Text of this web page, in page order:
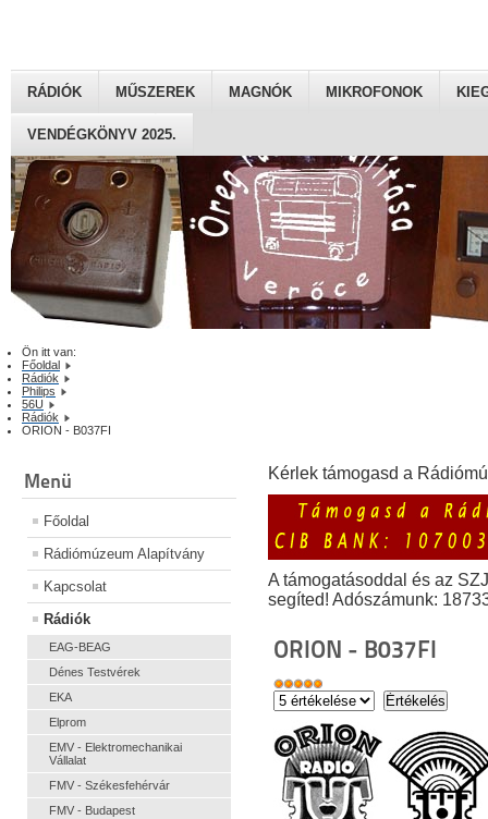
RÁDIÓK MŰSZEREK MAGNÓK MIKROFONOK
VENDÉGKÖNYV 2025.
Ön itt van:
Főoldal
Rádiók
Philips
56U
Rádiók
ORION - B037FI
Menü
Főoldal
Rádiómúzeum Alapítvány
Kapcsolat
Rádiók
EAG-BEAG
Dénes Testvérek
EKA
Elprom
EMV - Elektromechanikai
Vállalat
FMV - Székesfehérvár
FMV - Budapest
Kérlek támogasd a
A támogatásoddal és az
segíted! Adószámunk:
ORION - B037FI